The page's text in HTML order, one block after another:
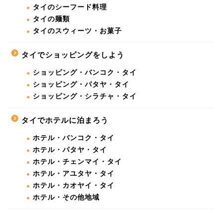
タイのシーフード料理
タイの麺類
タイのスウィーツ・お菓子
タイでショッピングをしよう
ショッピング・バンコク・タイ
ショッピング・パタヤ・タイ
ショッピング・シラチャ・タイ
タイでホテルに泊まろう
ホテル・バンコク・タイ
ホテル・パタヤ・タイ
ホテル・チェンマイ・タイ
ホテル・アユタヤ・タイ
ホテル・カオヤイ・タイ
ホテル・その他地域